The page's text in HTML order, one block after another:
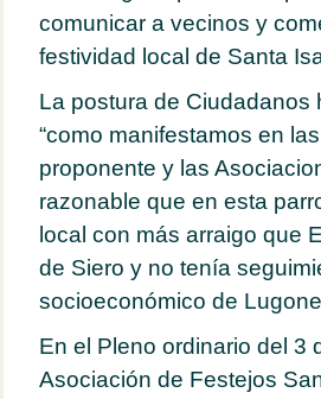
comunicar a vecinos y
festividad local de Santa
La postura de Ciudadanos
“como manifestamos en
proponente y las
razonable que en esta
local con más arraigo que
de Siero y no tenía
socioeconómico de
En el Pleno ordinario del 3
Asociación de Festejos